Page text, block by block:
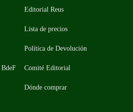
Editorial Reus
Lista de precios
Política de Devolución
BdeF Comité Editorial
Dónde comprar